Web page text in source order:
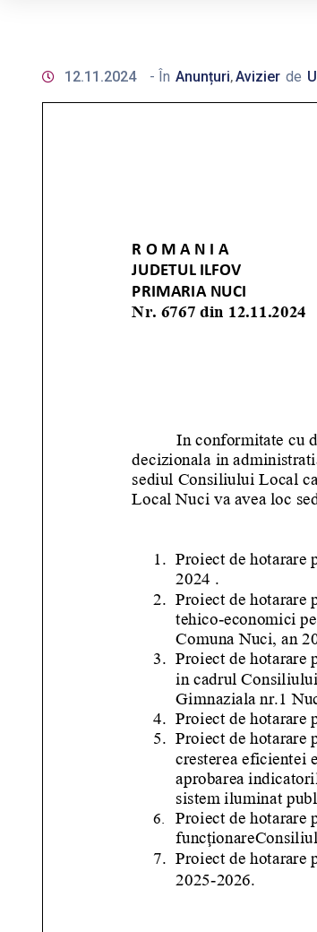
12.11.2024 - În Anunțuri‚Avizier de